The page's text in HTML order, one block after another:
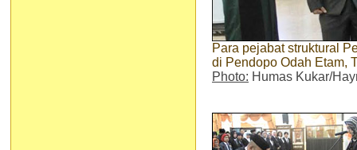
Para pejabat struktural
di Pendopo Odah Etam,
Photo: Humas Kukar/